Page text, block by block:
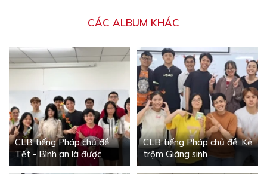
CÁC ALBUM KHÁC
CLB tiếng Pháp chủ đề:
Tết - Bình an là được
CLB tiếng Pháp chủ đề: Kẻ
trộm Giáng sinh